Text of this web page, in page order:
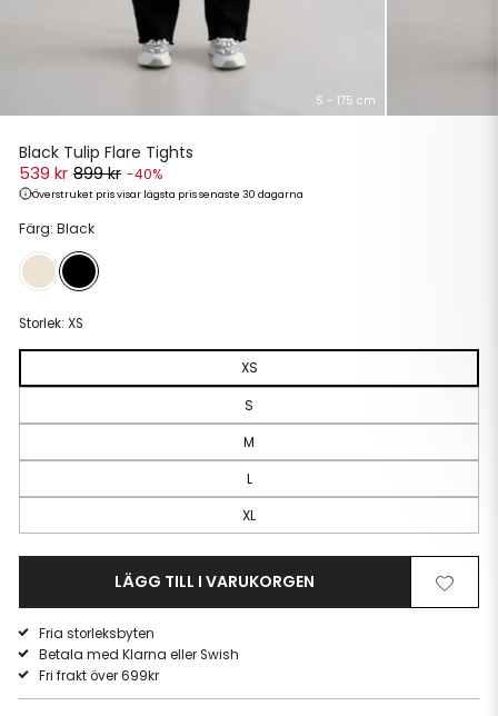
S - 175 cm
Black Tulip Flare Tights
539 kr 899 kr -40%
Överstruket pris visar lägsta pris senaste 30 dagarna
pris
Färg: Black
Storlek: XS
XS
S
M
L
XL
LÄGG TILL I VARUKORGEN
Lägg
till
Ta
bort
Fria storleksbyten
Betala med Klarna eller Swish
Fri frakt över 699kr